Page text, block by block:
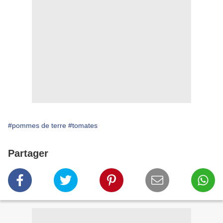
#pommes de terre #tomates
Partager